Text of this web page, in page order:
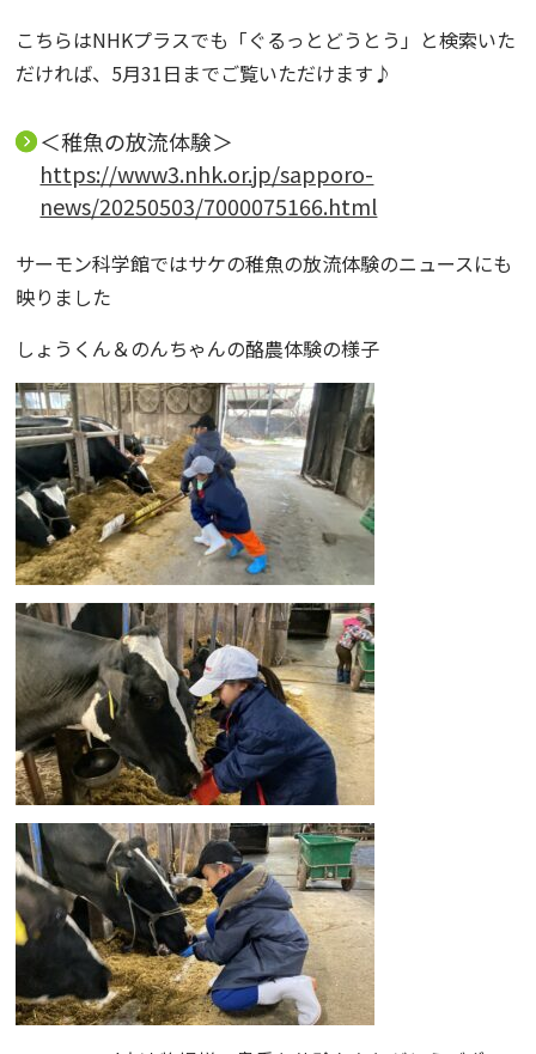
こちらはNHKプラスでも「ぐるっとどうとう」と検索いた
だければ、5月31日までご覧いただけます♪
＜稚魚の放流体験＞
https://www3.nhk.or.jp/sapporo-
news/20250503/7000075166.html
サーモン科学館ではサケの稚魚の放流体験のニュースにも
映りました
しょうくん＆のんちゃんの酪農体験の様子